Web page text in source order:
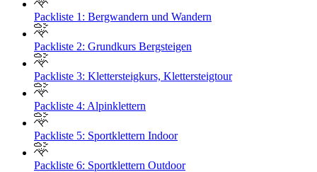
Packliste 1: Bergwandern und Wandern
Packliste 2: Grundkurs Bergsteigen
Packliste 3: Klettersteigkurs, Klettersteigtour
Packliste 4: Alpinklettern
Packliste 5: Sportklettern Indoor
Packliste 6: Sportklettern Outdoor